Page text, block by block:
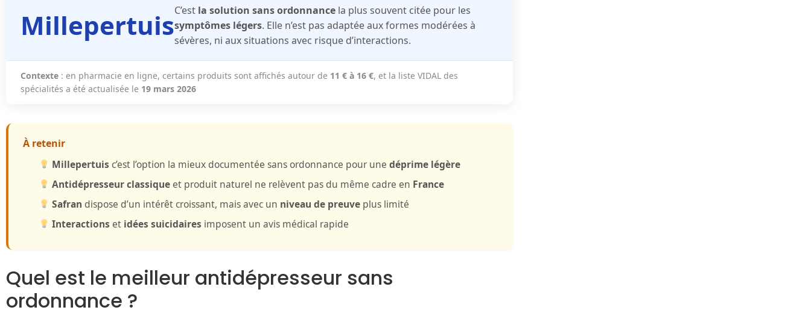
MillepertuisC’est la solution sans ordonnance la plus souvent citée pour les
symptômes légers. Elle n’est pas adaptée aux formes modérées à
sévères, ni aux situations avec risque d’interactions.
Contexte : en pharmacie en ligne, certains produits sont affichés autour de 11 € à 16 €, et la liste VIDAL des
spécialités a été actualisée le 19 mars 2026
À retenir
Millepertuis c’est l’option la mieux documentée sans ordonnance pour une déprime légère
Antidépresseur classiqueet produit naturel ne relèvent pas du même cadre en France
Safran dispose d’un intérêt croissant, mais avec un niveau de preuveplus limité
Interactions et idées suicidaires imposent un avis médical rapide
Quel est le meilleur antidépresseur sans
ordonnance ?